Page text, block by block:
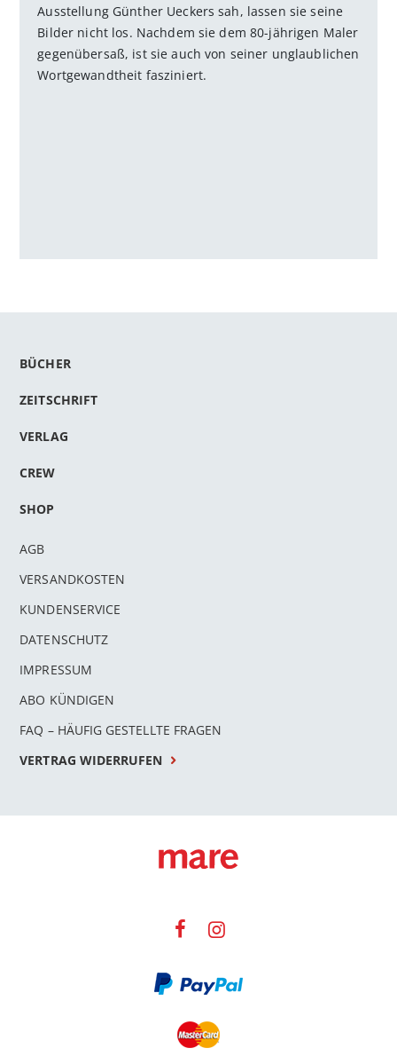
Ausstellung Günther Ueckers sah, lassen sie seine
Bilder nicht los. Nachdem sie dem 80-jährigen Maler
gegenübersaß, ist sie auch von seiner unglaublichen
Wortgewandtheit fasziniert.
BÜCHER
ZEITSCHRIFT
VERLAG
CREW
SHOP
AGB
VERSANDKOSTEN
KUNDENSERVICE
DATENSCHUTZ
IMPRESSUM
ABO KÜNDIGEN
FAQ – HÄUFIG GESTELLTE FRAGEN
VERTRAG WIDERRUFEN